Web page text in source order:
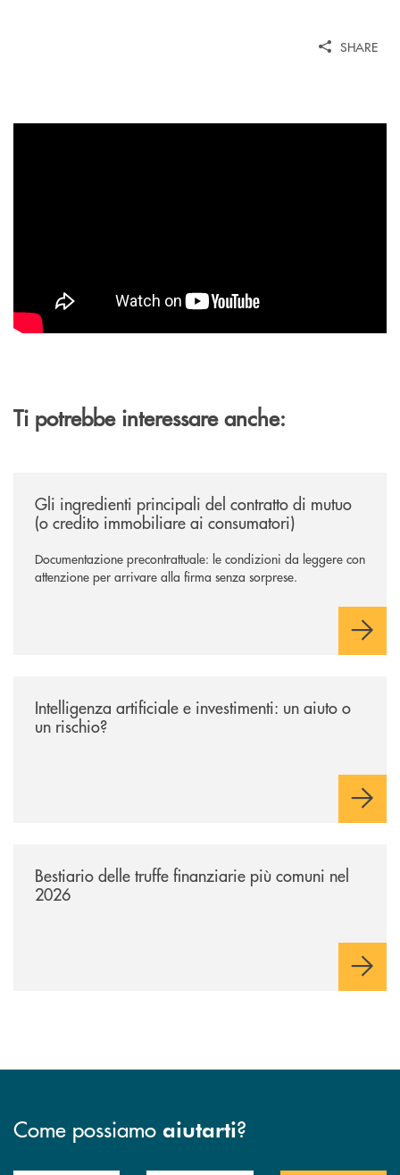
SHARE
Ti potrebbe interessare anche:
Gli ingredienti principali del contratto di mutuo
(o credito immobiliare ai consumatori)
Documentazione precontrattuale: le condizioni da leggere con
attenzione per arrivare alla firma senza sorprese.
Intelligenza artificiale e investimenti: un aiuto o
un rischio?
Bestiario delle truffe finanziarie più comuni nel
2026
Come possiamo aiutarti?